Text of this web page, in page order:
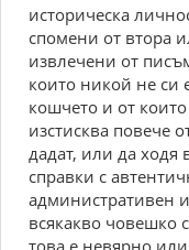
историческа
спомени от втора
извлечени от
които никой не си
кошчето и от
изстисква повече
дадат, или да ходя
справки с
административен
всякакво човешко
това е невярно